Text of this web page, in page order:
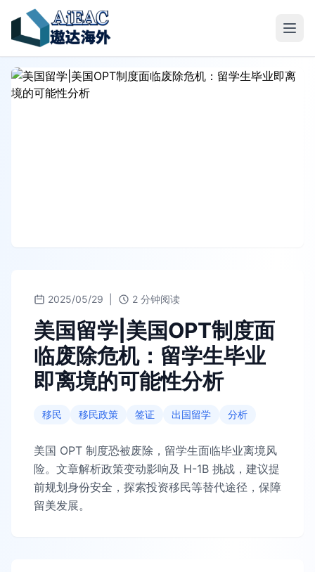
2025/05/29 2 分钟阅读
美国留学|美国OPT制度面
临废除危机：留学生毕业
即离境的可能性分析
移民 移民政策 签证 出国留学 分析
美国 OPT 制度恐被废除，留学生面临毕业离境风
险。文章解析政策变动影响及 H-1B 挑战，建议提
前规划身份安全，探索投资移民等替代途径，保障
留美发展。